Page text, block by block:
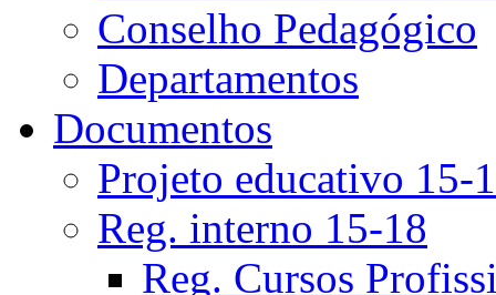
Conselho Pedagógico
Departamentos
Documentos
Projeto educativo 15-
Reg. interno 15-18
Reg. Cursos